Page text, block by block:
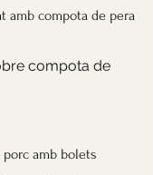
amb compota de pera
compota de
amb bolets